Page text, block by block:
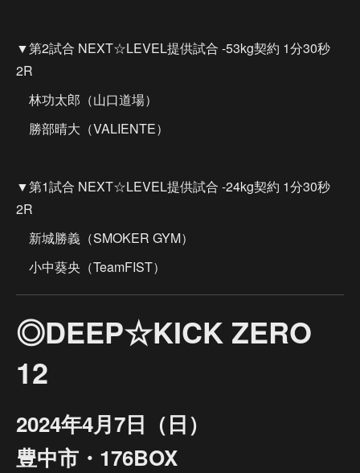
▼第2試合 NEXT☆LEVEL提供試合 -53kg契約 1分30秒
2R
林功太郎（山口道場）
勝部晴大（VALIENTE）
▼第1試合 NEXT☆LEVEL提供試合 -24kg契約 1分30秒
2R
新城勝義（SMOKER GYM）
小中葵央（TeamFIST）
◎DEEP☆KICK ZERO
12
2024年4月7日（日）
豊中市・176BOX